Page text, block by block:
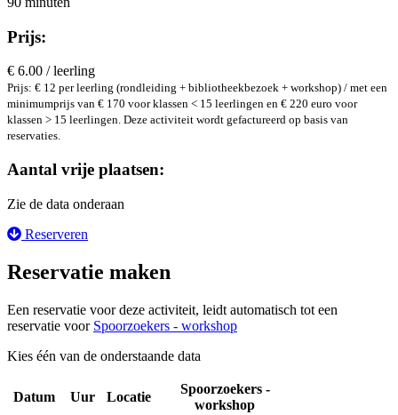
Prijs:
€ 6.00 / leerling
Prijs: € 12 per leerling (rondleiding + bibliotheekbezoek + workshop) / met een
minimumprijs van € 170 voor klassen < 15 leerlingen en € 220 euro voor
klassen > 15 leerlingen. Deze activiteit wordt gefactureerd op basis van
reservaties.
Aantal vrije plaatsen:
Zie de data onderaan
Reserveren
Reservatie maken
Een reservatie voor deze activiteit, leidt automatisch tot een
reservatie voor Spoorzoekers - workshop
Kies één van de onderstaande data
Datum Uur Locatie
Spoorzoekers -
workshop